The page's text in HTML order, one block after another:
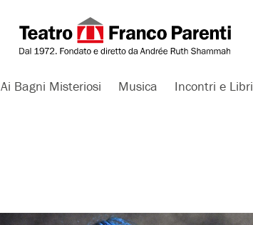
Ai Bagni Misteriosi Musica Incontri e Libri